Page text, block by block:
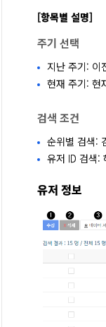
[항목별 설명]
주기 선택
지난 주기: 이
현재 주기: 현
검색 조건
순위별 검색:
유저 ID 검색:
유저 정보